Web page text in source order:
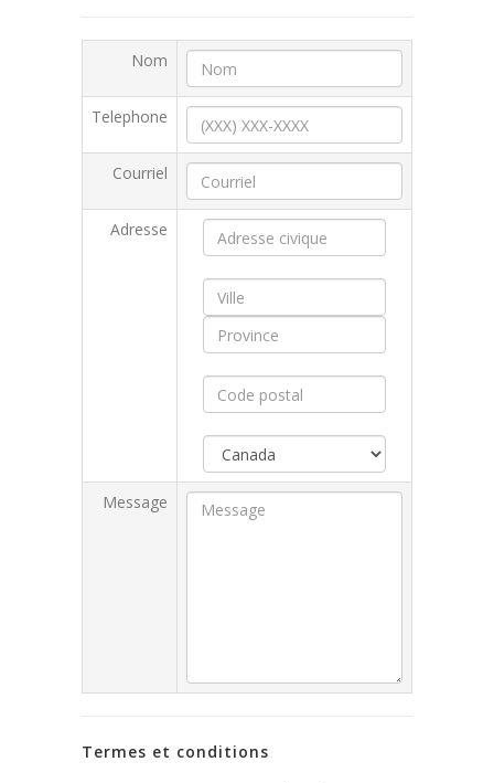
Nom
Telephone
Courriel
Adresse
Message
Termes et conditions